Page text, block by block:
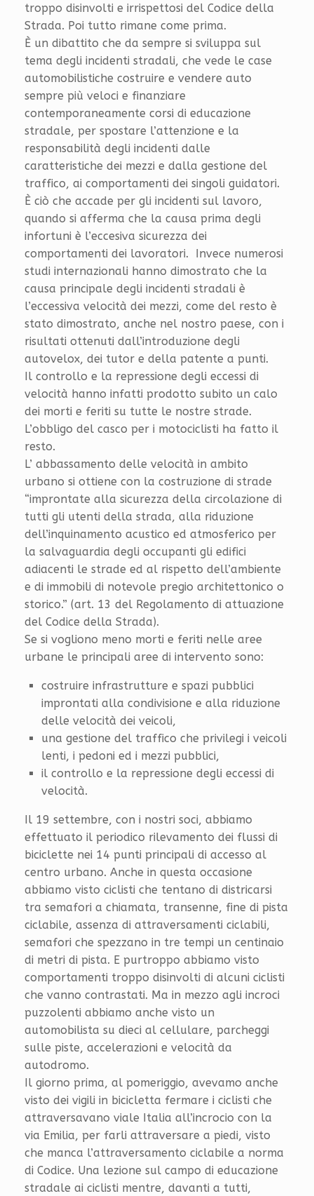
troppo disinvolti e irrispettosi del Codice della
Strada. Poi tutto rimane come prima.
È un dibattito che da sempre si sviluppa sul
tema degli incidenti stradali, che vede le case
automobilistiche costruire e vendere auto
sempre più veloci e finanziare
contemporaneamente corsi di educazione
stradale, per spostare l’attenzione e la
responsabilità degli incidenti dalle
caratteristiche dei mezzi e dalla gestione del
traffico, ai comportamenti dei singoli guidatori.
È ciò che accade per gli incidenti sul lavoro,
quando si afferma che la causa prima degli
infortuni è l’eccesiva sicurezza dei
comportamenti dei lavoratori. Invece numerosi
studi internazionali hanno dimostrato che la
causa principale degli incidenti stradali è
l’eccessiva velocità dei mezzi, come del resto è
stato dimostrato, anche nel nostro paese, con i
risultati ottenuti dall’introduzione degli
autovelox, dei tutor e della patente a punti.
Il controllo e la repressione degli eccessi di
velocità hanno infatti prodotto subito un calo
dei morti e feriti su tutte le nostre strade.
L’obbligo del casco per i motociclisti ha fatto il
resto.
L’ abbassamento delle velocità in ambito
urbano si ottiene con la costruzione di strade
“improntate alla sicurezza della circolazione di
tutti gli utenti della strada, alla riduzione
dell’inquinamento acustico ed atmosferico per
la salvaguardia degli occupanti gli edifici
adiacenti le strade ed al rispetto dell’ambiente
e di immobili di notevole pregio architettonico o
storico.” (art. 13 del Regolamento di attuazione
del Codice della Strada).
Se si vogliono meno morti e feriti nelle aree
urbane le principali aree di intervento sono:
costruire infrastrutture e spazi pubblici
improntati alla condivisione e alla riduzione
delle velocità dei veicoli,
una gestione del traffico che privilegi i veicoli
lenti, i pedoni ed i mezzi pubblici,
il controllo e la repressione degli eccessi di
velocità.
Il 19 settembre, con i nostri soci, abbiamo
effettuato il periodico rilevamento dei flussi di
biciclette nei 14 punti principali di accesso al
centro urbano. Anche in questa occasione
abbiamo visto ciclisti che tentano di districarsi
tra semafori a chiamata, transenne, fine di pista
ciclabile, assenza di attraversamenti ciclabili,
semafori che spezzano in tre tempi un centinaio
di metri di pista. E purtroppo abbiamo visto
comportamenti troppo disinvolti di alcuni ciclisti
che vanno contrastati. Ma in mezzo agli incroci
puzzolenti abbiamo anche visto un
automobilista su dieci al cellulare, parcheggi
sulle piste, accelerazioni e velocità da
autodromo.
Il giorno prima, al pomeriggio, avevamo anche
visto dei vigili in bicicletta fermare i ciclisti che
attraversavano viale Italia all’incrocio con la
via Emilia, per farli attraversare a piedi, visto
che manca l’attraversamento ciclabile a norma
di Codice. Una lezione sul campo di educazione
stradale ai ciclisti mentre, davanti a tutti,